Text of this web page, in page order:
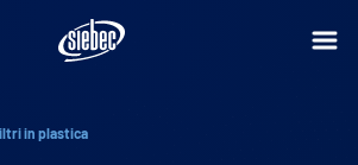
in plastica